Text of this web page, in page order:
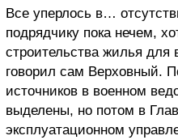
Все уперлось в…
подрядчику пока нечем,
строительства жилья
говорил сам Верховный.
источников в военном
выделены, но потом в
эксплуатационном